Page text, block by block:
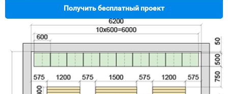
Получить бесплатный проект